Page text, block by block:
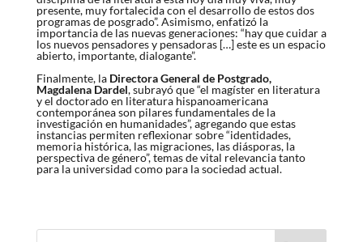
presente, muy fortalecida con el desarrollo de estos dos
programas de posgrado”. Asimismo, enfatizó la
importancia de las nuevas generaciones: “hay que cuidar a
los nuevos pensadores y pensadoras […] este es un espacio
abierto, importante, dialogante”.
Finalmente, la Directora General de Postgrado,
Magdalena Dardel, subrayó que “el magíster en literatura
y el doctorado en literatura hispanoamericana
contemporánea son pilares fundamentales de la
investigación en humanidades”, agregando que estas
instancias permiten reflexionar sobre “identidades,
memoria histórica, las migraciones, las diásporas, la
perspectiva de género”, temas de vital relevancia tanto
para la universidad como para la sociedad actual.